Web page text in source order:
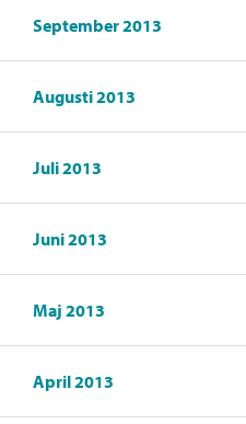
September 2013
Augusti 2013
Juli 2013
Juni 2013
Maj 2013
April 2013